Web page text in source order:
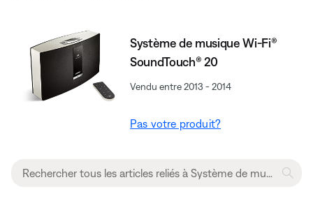
Système de musique Wi-Fi®
SoundTouch® 20
Vendu entre 2013 - 2014
Pas votre produit?